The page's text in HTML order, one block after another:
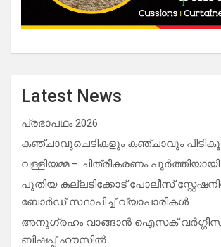
Latest News
പ്രഭാപഥം 2026
കഞ്ചാവുചെടികളും കഞ്ചാവും
വള്ളിയമ്മ – ചിത്രീകരണം പൂർത്തിയായി
പുതിയ കല്ലടിക്കോട് പോലീസ്
ബോർഡ് സ്ഥാപിച്ച് വ്യാപാരികൾ
അനുഗ്രഹം വാങ്ങാൻ ഐസക് വര്‍ഗ്ഗീസ്
ബിഷപ്പ് ഹൗസില്‍